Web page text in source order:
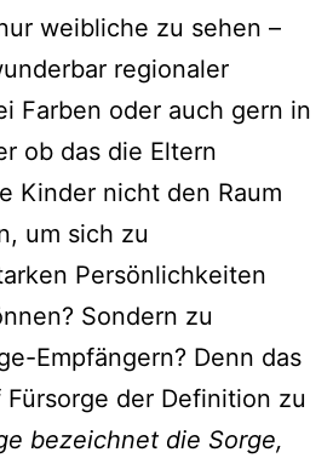
weibliche zu sehen –
regionaler
Farben oder auch gern in
ob das die Eltern
Kinder nicht den Raum
um sich zu
Persönlichkeiten
Sondern zu
Empfängern? Denn das
der Definition zu
bezeichnet die Sorge,